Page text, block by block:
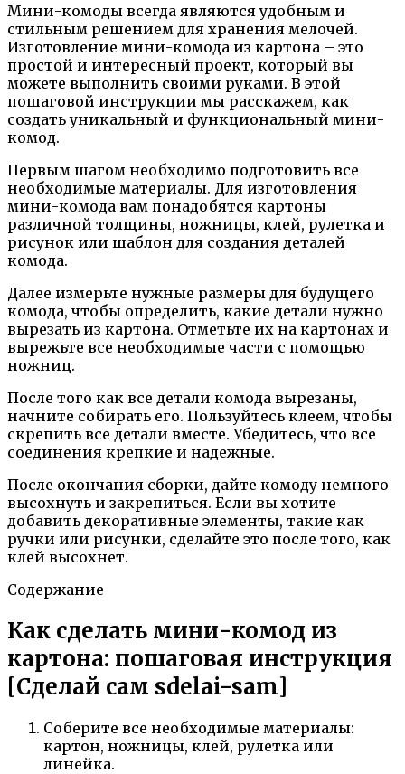
Мини-комоды всегда являются удобным и
стильным решением для хранения мелочей.
Изготовление мини-комода из картона – это
простой и интересный проект, который вы
можете выполнить своими руками. В этой
пошаговой инструкции мы расскажем, как
создать уникальный и функциональный мини-
комод.
Первым шагом необходимо подготовить все
необходимые материалы. Для изготовления
мини-комода вам понадобятся картоны
различной толщины, ножницы, клей, рулетка и
рисунок или шаблон для создания деталей
комода.
Далее измерьте нужные размеры для будущего
комода, чтобы определить, какие детали нужно
вырезать из картона. Отметьте их на картонах и
вырежьте все необходимые части с помощью
ножниц.
После того как все детали комода вырезаны,
начните собирать его. Пользуйтесь клеем, чтобы
скрепить все детали вместе. Убедитесь, что все
соединения крепкие и надежные.
После окончания сборки, дайте комоду немного
высохнуть и закрепиться. Если вы хотите
добавить декоративные элементы, такие как
ручки или рисунки, сделайте это после того, как
клей высохнет.
Содержание
Как сделать мини-комод из
картона: пошаговая инструкция
[Сделай сам sdelai-sam]
Соберите все необходимые материалы:
картон, ножницы, клей, рулетка или
линейка.